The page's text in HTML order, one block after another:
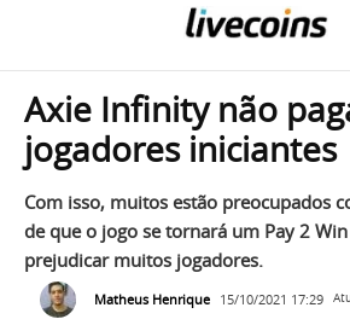
Axie Infinity não
jogadores iniciantes
Com isso, muitos estão preocupados
de que o jogo se tornará um Pay 2
prejudicar muitos jogadores.
Matheus Henrique 15/10/2021 17:29